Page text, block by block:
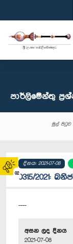
02
පාර්ලි‌මේන්තු‌
මුල් පිටුව
දිනය: 2021-07-08
0315/2021:
----
අසන ලද දිනය
2021-07-08